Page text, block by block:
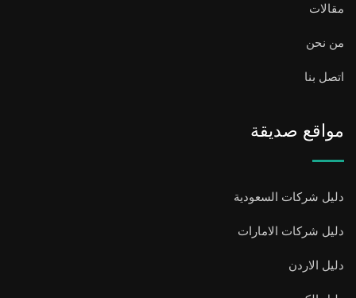
مقالات
من نحن
اتصل بنا
مواقع صديقة
دليل شركات السعودية
دليل شركات الامارات
دليل الاردن